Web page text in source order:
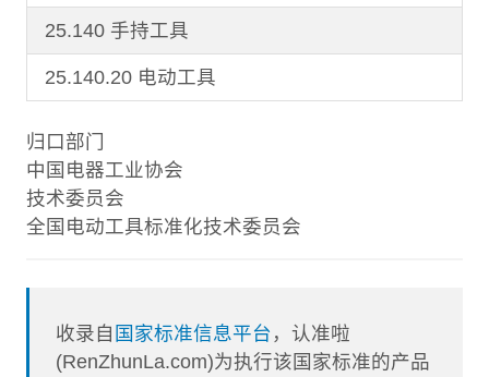
25.140 手持工具
25.140.20 电动工具
归口部门
中国电器工业协会
技术委员会
全国电动工具标准化技术委员会
收录自 国家标准信息平台 ，认准啦
(RenZhunLa.com)为执行该国家标准的产品